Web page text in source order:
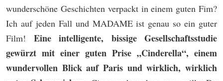
wunderschöne Geschichten verpackt in einem guten Fim?
Ich auf jeden Fall und MADAME ist genau so ein guter
Film! Eine intelligente, bissige Gesellschaftsstudie
gewürzt mit einer guten Prise „Cinderella“, einem
wundervollen Blick auf Paris und wirklich, wirklich